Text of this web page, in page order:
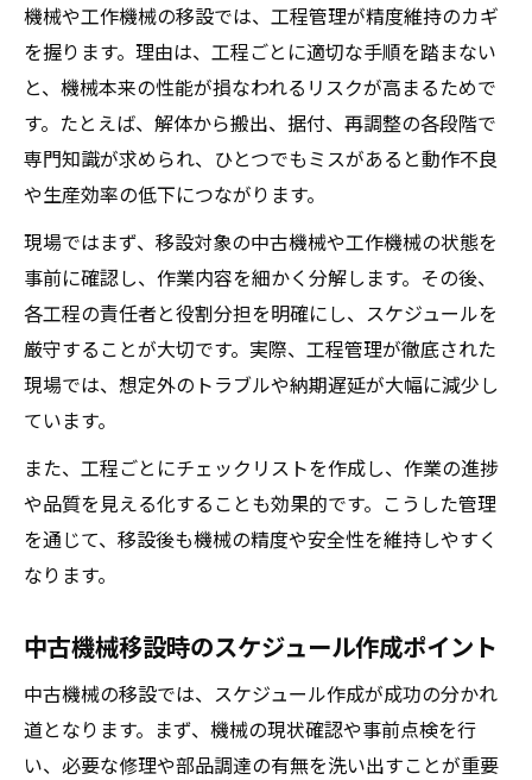
機械や工作機械の移設では、工程管理が精度維持のカギ
を握ります。理由は、工程ごとに適切な手順を踏まない
と、機械本来の性能が損なわれるリスクが高まるためで
す。たとえば、解体から搬出、据付、再調整の各段階で
専門知識が求められ、ひとつでもミスがあると動作不良
や生産効率の低下につながります。
現場ではまず、移設対象の中古機械や工作機械の状態を
事前に確認し、作業内容を細かく分解します。その後、
各工程の責任者と役割分担を明確にし、スケジュールを
厳守することが大切です。実際、工程管理が徹底された
現場では、想定外のトラブルや納期遅延が大幅に減少し
ています。
また、工程ごとにチェックリストを作成し、作業の進捗
や品質を見える化することも効果的です。こうした管理
を通じて、移設後も機械の精度や安全性を維持しやすく
なります。
中古機械移設時のスケジュール作成ポイント
中古機械の移設では、スケジュール作成が成功の分かれ
道となります。まず、機械の現状確認や事前点検を行
い、必要な修理や部品調達の有無を洗い出すことが重要